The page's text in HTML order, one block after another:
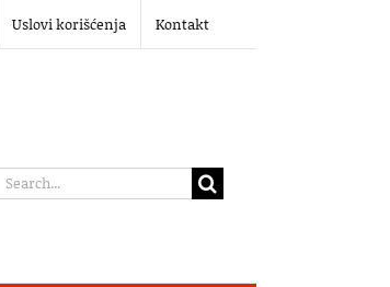
Uslovi korišćenja Kontakt
Search